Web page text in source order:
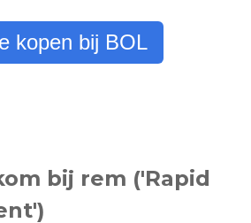
kopen bij BOL
bij rem ('Rapid